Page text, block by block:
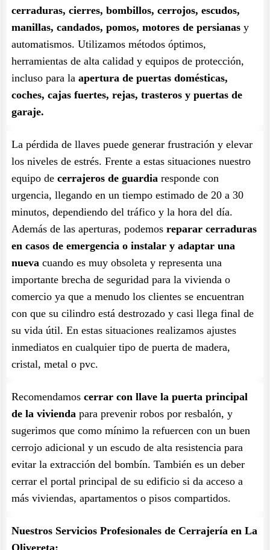
cerraduras, cierres, bombillos, cerrojos, escudos,
manillas, candados, pomos, motores de persianas y
automatismos. Utilizamos métodos óptimos,
herramientas de alta calidad y equipos de protección,
incluso para la apertura de puertas domésticas,
coches, cajas fuertes, rejas, trasteros y puertas de
garaje.
La pérdida de llaves puede generar frustración y elevar
los niveles de estrés. Frente a estas situaciones nuestro
equipo de cerrajeros de guardia responde con
urgencia, llegando en un tiempo estimado de 20 a 30
minutos, dependiendo del tráfico y la hora del día.
Además de las aperturas, podemos reparar cerraduras
en casos de emergencia o instalar y adaptar una
nueva cuando es muy obsoleta y representa una
importante brecha de seguridad para la vivienda o
comercio ya que a menudo los clientes se encuentran
con que su cilindro está destrozado y casi llega final de
su vida útil. En estas situaciones realizamos ajustes
inmediatos en cualquier tipo de puerta de madera,
cristal, metal o pvc.
Recomendamos cerrar con llave la puerta principal
de la vivienda para prevenir robos por resbalón, y
sugerimos que como mínimo la refuercen con un buen
cerrojo adicional y un escudo de alta resistencia para
evitar la extracción del bombín. También es un deber
cerrar el portal principal de su edificio si da acceso a
más viviendas, apartamentos o pisos compartidos.
Nuestros Servicios Profesionales de Cerrajería en La
Olivereta: